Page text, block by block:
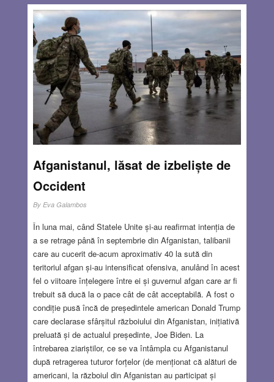
Afganistanul, lăsat de izbeliște de
Occident
By Eva Galambos
În luna mai, când Statele Unite și-au reafirmat intenția de
a se retrage până în septembrie din Afganistan, talibanii
care au cucerit de-acum aproximativ 40 la sută din
teritoriul afgan și-au intensificat ofensiva, anulând în acest
fel o viitoare înțelegere între ei și guvernul afgan care ar fi
trebuit să ducă la o pace cât de cât acceptabilă. A fost o
condiție pusă încă de președintele american Donald Trump
care declarase sfârșitul războiului din Afganistan, inițiativă
preluată și de actualul președinte, Joe Biden. La
întrebarea ziariștilor, ce se va întâmpla cu Afganistanul
după retragerea tuturor forțelor (de menționat că alături de
americani, la războiul din Afganistan au participat și